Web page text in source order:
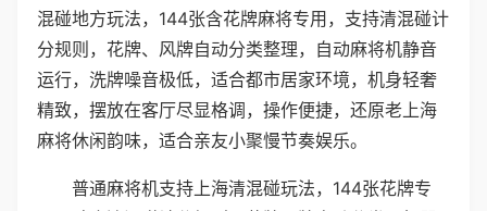
混碰地方玩法，144张含花牌麻将专用，支持清混碰计
分规则，花牌、风牌自动分类整理，自动麻将机静音
运行，洗牌噪音极低，适合都市居家环境，机身轻奢
精致，摆放在客厅尽显格调，操作便捷，还原老上海
麻将休闲韵味，适合亲友小聚慢节奏娱乐。
普通麻将机支持上海清混碰玩法，144张花牌专